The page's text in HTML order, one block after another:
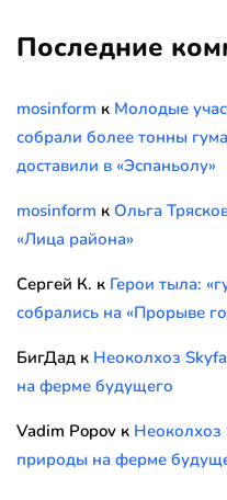
Последние
mosinform к Молодые
собрали более тонны
доставили в «Эспаньолу»
mosinform к Ольга
«Лица района»
Сергей К. к Герои тыла:
собрались на «Прорыве
БигДад к Неоколхоз
на ферме будущего
Vadim Popov к Неоколхоз
природы на ферме